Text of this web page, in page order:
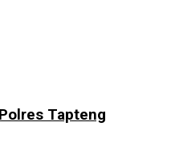
Tapteng